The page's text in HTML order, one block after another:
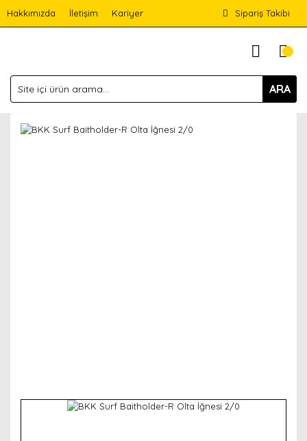
Hakkımızda İletişim Kariyer Sipariş Takibi
ARA